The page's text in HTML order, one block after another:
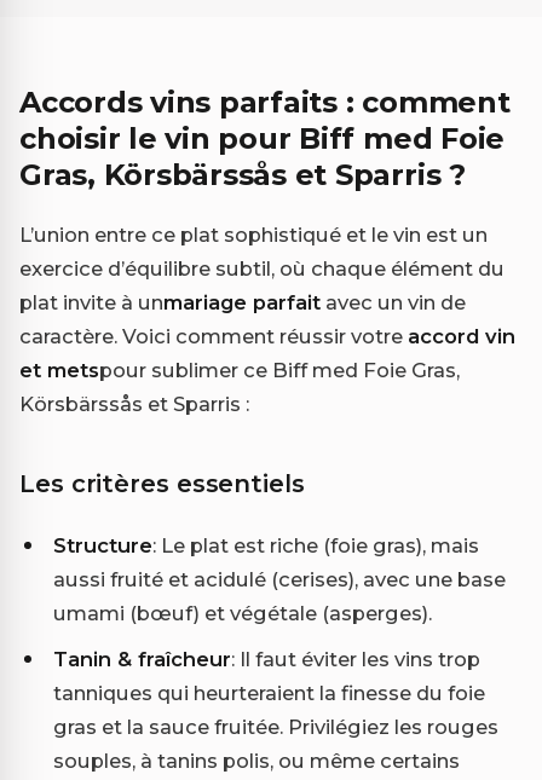
Accords vins parfaits : comment
choisir le vin pour Biff med Foie
Gras, Körsbärssås et Sparris ?
L’union entre ce plat sophistiqué et le vin est un
exercice d’équilibre subtil, où chaque élément du
plat invite à unmariage parfait avec un vin de
caractère. Voici comment réussir votre accord vin
et metspour sublimer ce Biff med Foie Gras,
Körsbärssås et Sparris :
Les critères essentiels
Structure: Le plat est riche (foie gras), mais
aussi fruité et acidulé (cerises), avec une base
umami (bœuf) et végétale (asperges).
Tanin & fraîcheur: Il faut éviter les vins trop
tanniques qui heurteraient la finesse du foie
gras et la sauce fruitée. Privilégiez les rouges
souples, à tanins polis, ou même certains